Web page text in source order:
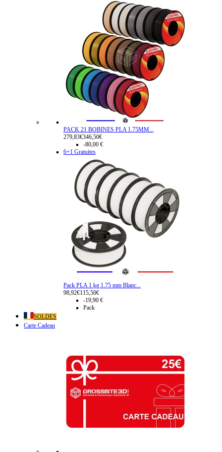
PACK 21 BOBINES PLA 1.75MM...
279,83€346,50€
-80,00 €
6+1 Gratuites
Pack PLA 1 kg 1.75 mm Blanc...
98,92€115,50€
-19,90 €
Pack
SOLDES
Carte Cadeau